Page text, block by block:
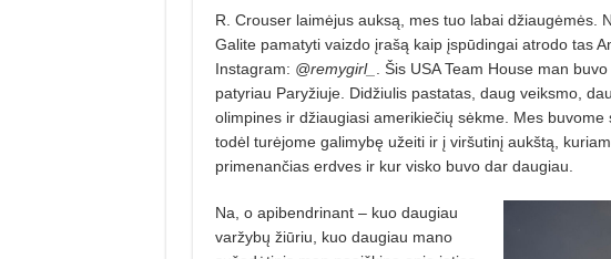
R. Crouser laimėjus auksą, mes tuo labai džiaugėmės.
Galite pamatyti vaizdo įrašą kaip įspūdingai atrodo tas
Instagram: @remygirl_
. Šis USA Team House man
patyriau Paryžiuje. Didžiulis pastatas, daug veiksmo,
olimpines ir džiaugiasi amerikiečių sėkme. Mes
todėl turėjome galimybę užeiti ir į viršutinį aukštą,
primenančias erdves ir kur visko buvo dar daugiau.
Na, o apibendrinant – kuo daugiau
varžybų žiūriu, kuo daugiau mano